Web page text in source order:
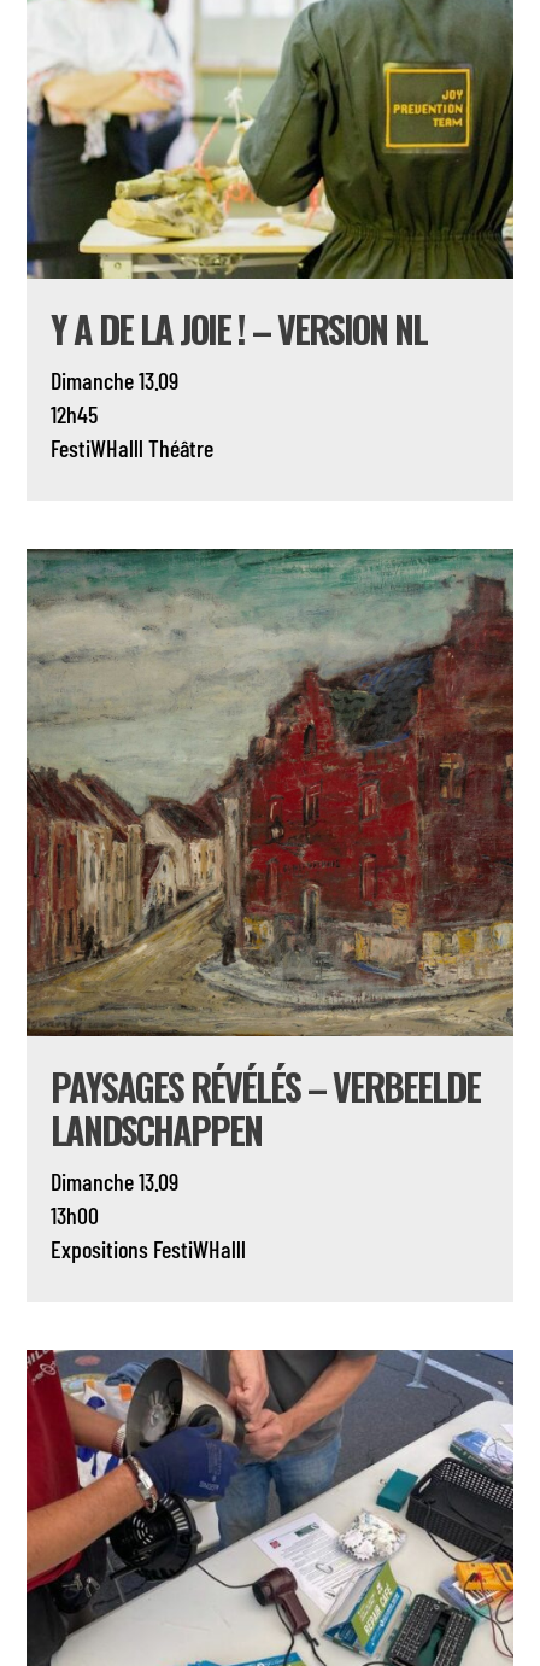
Y A DE LA JOIE ! – VERSION NL
Dimanche 13.09
12h45
FestiWHalll Théâtre
PAYSAGES RÉVÉLÉS – VERBEELDE
LANDSCHAPPEN
Dimanche 13.09
13h00
Expositions FestiWHalll